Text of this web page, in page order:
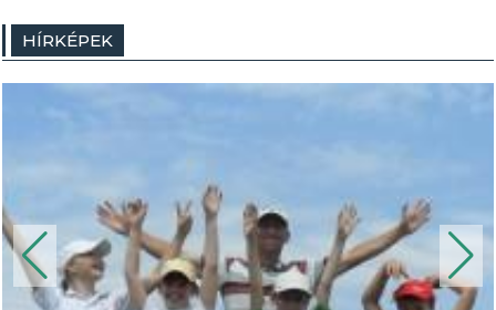
HÍRKÉPEK